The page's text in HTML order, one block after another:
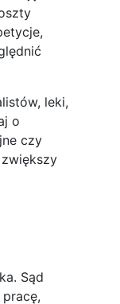
leki,
o
czy
Sąd